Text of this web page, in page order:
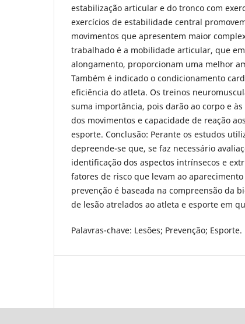
estabilização articular e do tronco com
exercícios de estabilidade central
movimentos que apresentem maior
trabalhado é a mobilidade articular, que
alongamento, proporcionam uma melhor
Também é indicado o condicionamento
eficiência do atleta. Os treinos
suma importância, pois darão ao corpo e
dos movimentos e capacidade de reação
esporte. Conclusão: Perante os estudos
depreende-se que, se faz necessário
identificação dos aspectos intrínsecos e
fatores de risco que levam ao
prevenção é baseada na compreensão da
de lesão atrelados ao atleta e esporte em
Palavras-chave: Lesões; Prevenção; Esporte.